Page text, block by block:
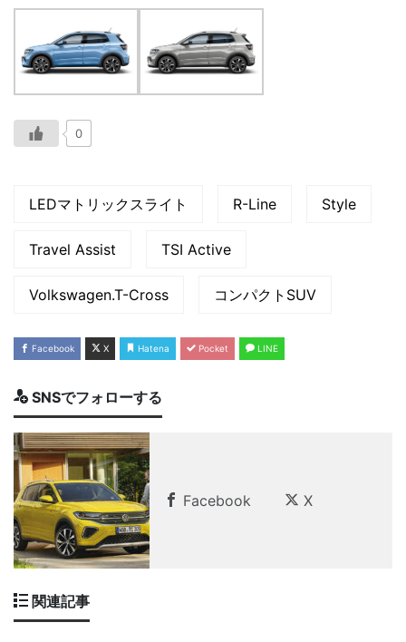
0
LEDマトリックスライト R-Line Style
Travel Assist TSI Active
Volkswagen.T-Cross コンパクトSUV
Facebook X Hatena Pocket LINE
SNSでフォローする
Facebook X
関連記事